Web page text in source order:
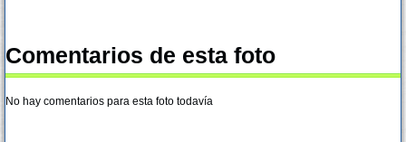
Comentarios de esta foto
No hay comentarios para esta foto todavía